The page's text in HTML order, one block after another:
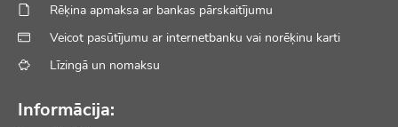
Rēķina apmaksa ar bankas pārskaitījumu
Veicot pasūtījumu ar internetbanku vai norēķinu karti
Līzingā un nomaksu
Informācija: